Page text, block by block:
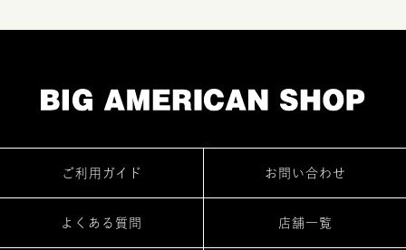
ご利用ガイド お問い合わせ
よくある質問 店舗一覧